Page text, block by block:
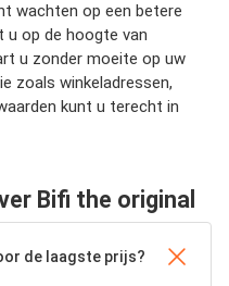
wachten op een betere
u op de hoogte van
u zonder moeite op uw
zoals winkeladressen,
kunt u terecht in
Bifi the original
de laagste prijs?